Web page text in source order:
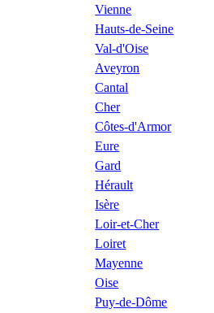
Vienne
Hauts-de-Seine
Val-d'Oise
Aveyron
Cantal
Cher
Côtes-d'Armor
Eure
Gard
Hérault
Isère
Loir-et-Cher
Loiret
Mayenne
Oise
Puy-de-Dôme